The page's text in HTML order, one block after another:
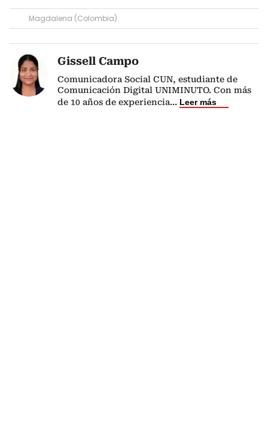
Magdalena (Colombia)
Gissell Campo
Comunicadora Social CUN, estudiante de
Comunicación Digital UNIMINUTO. Con más
de 10 años de experiencia... Leer más